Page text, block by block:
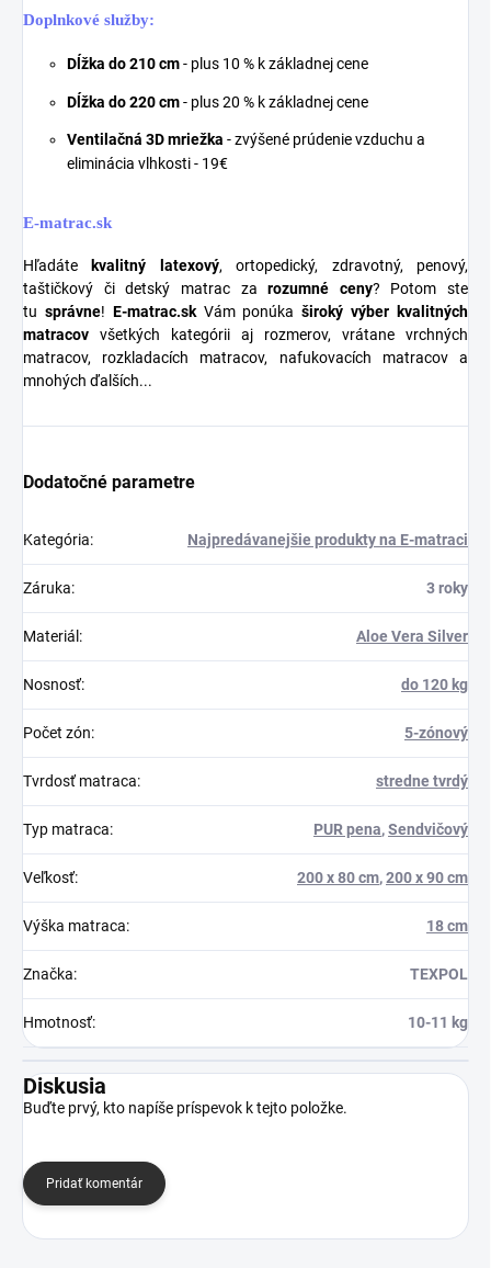
Doplnkové služby:
Dĺžka do 210 cm- plus 10 % k základnej cene
Dĺžka do 220 cm- plus 20 % k základnej cene
Ventilačná 3D mriežka - zvýšené prúdenie vzduchu a
eliminácia vlhkosti - 19€
E-matrac.sk
Hľadáte kvalitný latexový, ortopedický, zdravotný, penový,
taštičkový či detský matrac zarozumné ceny? Potom ste
tu správne! E-matrac.skVám ponúka široký výber kvalitných
matracov všetkých kategórii aj rozmerov, vrátane vrchných
matracov, rozkladacích matracov, nafukovacích matracov a
mnohých ďalších...
Dodatočné parametre
Kategória: Najpredávanejšie produkty na E-matraci
Záruka: 3 roky
Materiál : Aloe Vera Silver
Nosnosť: do 120 kg
Počet zón: 5-zónový
Tvrdosť matraca: stredne tvrdý
Typ matraca: PUR pena,Sendvičový
Veľkosť: 200 x 80 cm,200 x 90 cm
Výška matraca: 18 cm
Značka: TEXPOL
Hmotnosť: 10-11 kg
Diskusia
Buďte prvý, kto napíše príspevok k tejto položke.
Pridať komentár